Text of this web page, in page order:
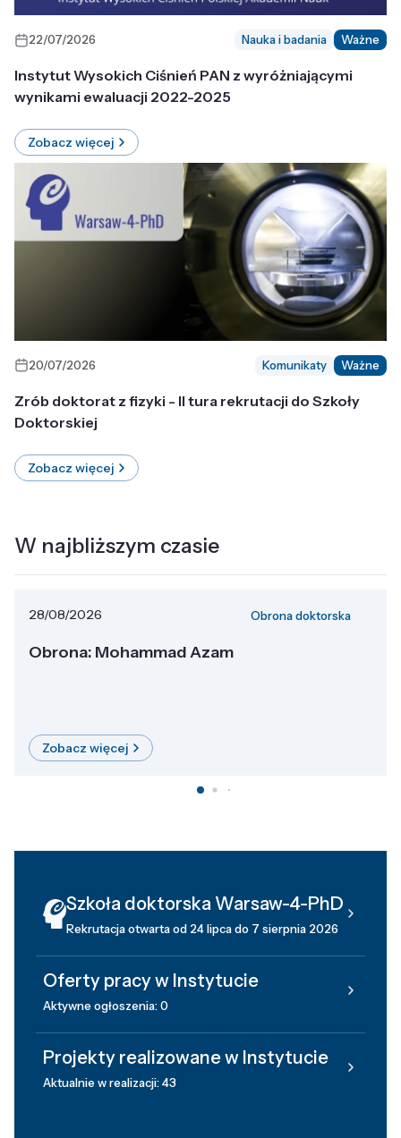
22/07/2026 Nauka i badania Ważne
Instytut Wysokich Ciśnień PAN z wyróżniającymi
wynikami ewaluacji 2022-2025
Zobacz więcej
20/07/2026 Komunikaty Ważne
Zrób doktorat z fizyki - II tura rekrutacji do Szkoły
Doktorskiej
Zobacz więcej
W najbliższym czasie
28/08/2026 Obrona doktorska
Obrona: Mohammad Azam
Zobacz więcej
Szkoła doktorska Warsaw-4-PhD
Rekrutacja otwarta od 24 lipca do 7 sierpnia 2026
Oferty pracy w Instytucie
Aktywne ogłoszenia: 0
Projekty realizowane w Instytucie
Aktualnie w realizacji: 43